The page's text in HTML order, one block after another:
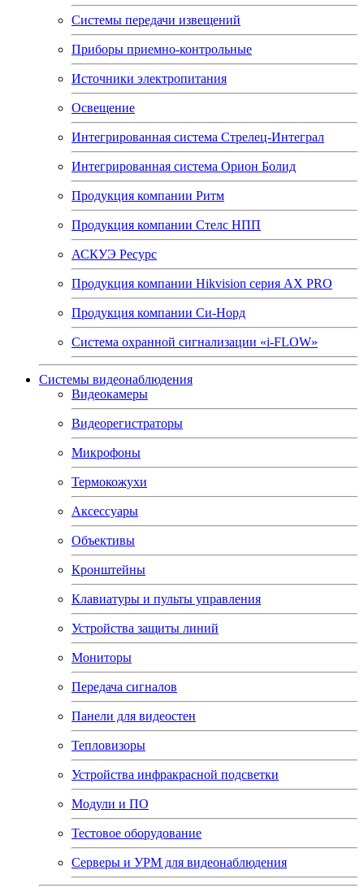
Системы передачи извещений
Приборы приемно-контрольные
Источники электропитания
Освещение
Интегрированная система Стрелец-Интеграл
Интегрированная система Орион Болид
Продукция компании Ритм
Продукция компании Стелс НПП
АСКУЭ Ресурс
Продукция компании Hikvision серия AX PRO
Продукция компании Си-Норд
Система охранной сигнализации «i-FLOW»
Системы видеонаблюдения
Видеокамеры
Видеорегистраторы
Микрофоны
Термокожухи
Аксессуары
Объективы
Кронштейны
Клавиатуры и пульты управления
Устройства защиты линий
Мониторы
Передача сигналов
Панели для видеостен
Тепловизоры
Устройства инфракрасной подсветки
Модули и ПО
Тестовое оборудование
Серверы и УРМ для видеонаблюдения